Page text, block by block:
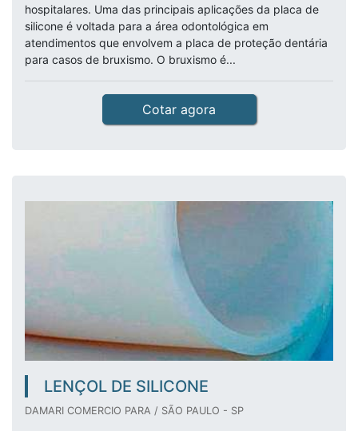
hospitalares. Uma das principais aplicações da placa de
silicone é voltada para a área odontológica em
atendimentos que envolvem a placa de proteção dentária
para casos de bruxismo. O bruxismo é...
Cotar agora
LENÇOL DE SILICONE
DAMARI COMERCIO PARA / SÃO PAULO - SP